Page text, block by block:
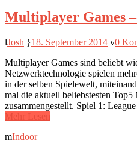
Multiplayer Games
Josh 18. September 2014
0
Multiplayer Games sind beliebt
Netzwerktechnologie spielen
in der selben Spielewelt,
mal die aktuell beliebstesten
zusammengestellt. Spiel 1:
Mehr Lesen
Indoor